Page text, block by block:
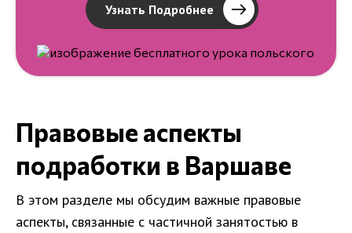
Узнать Подробнее
Правовые аспекты
подработки в Варшаве
В этом разделе мы обсудим важные правовые
аспекты, связанные с частичной занятостью в